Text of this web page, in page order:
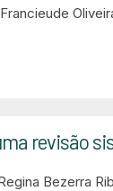
Francieude
revisão
Bezerra